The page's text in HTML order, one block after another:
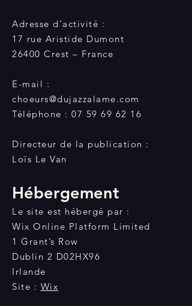
Adresse d’activité :
17 rue Aristide Dumont
26400 Crest – France
E-mail :
choeurs@dujazzalame.com
Téléphone : 07 59 69 62 16
Directeur de la publication :
Loïs Le Van
Hébergement
Le site est hébergé par :
Wix Online Platform Limited
1 Grant’s Row
Dublin 2 D02HX96
Irlande
Site : Wix